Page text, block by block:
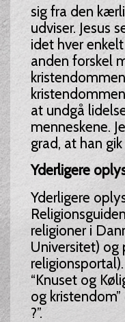
sig fra den
udviser. Jesus
idet hver
anden forskel
at undgå
menneskene.
grad, at han
Yderligere
Yderligere
religioner i
Universitet) og
“Knuset og
og
?”.